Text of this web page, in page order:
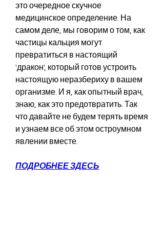
это очередное скучное
медицинское определение. На
самом деле, мы говорим о том, как
частицы кальция могут
превратиться в настоящий
'дракон', который готов устроить
настоящую неразбериху в вашем
организме. И я, как опытный врач,
знаю, как это предотвратить. Так
что давайте не будем терять время
и узнаем все об этом остроумном
явлении вместе.
ПОДРОБНЕЕ ЗДЕСЬ